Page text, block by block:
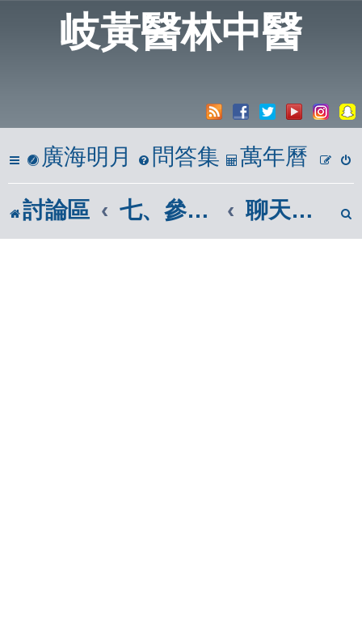
岐黃醫林中醫
廣海明月 問答集 萬年曆
討論區 七、參考區 聊天室、測試版及資源回收筒